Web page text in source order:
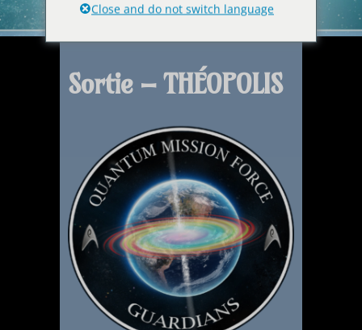
Sortie – THÉOPOLIS
Close and do not switch language